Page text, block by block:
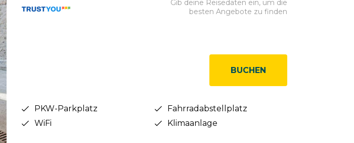
Gib deine Reisedaten ein, um die
besten Angebote zu finden
BUCHEN
PKW-Parkplatz
Fahrradabstellplatz
WiFi
Klimaanlage